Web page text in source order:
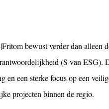
bewust verder dan alleen
(S van ESG).
en een sterke focus op een
projecten binnen de regio.